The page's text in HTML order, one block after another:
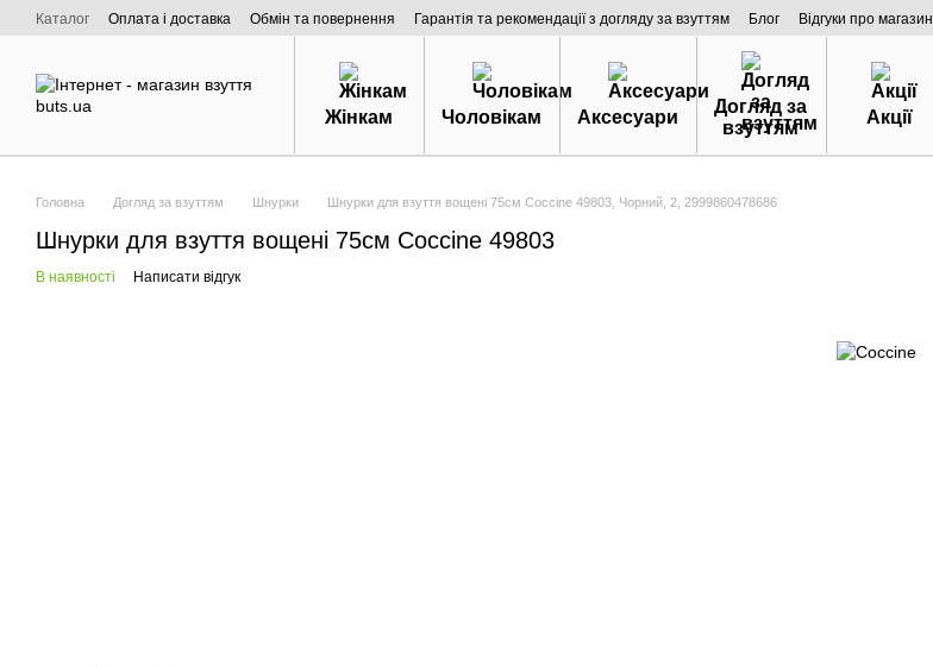
Перейти к основному контенту
Каталог Оплата і доставка Обмін та повернення Гарантія та рекомендації з догляду за взуттям Блог Відгуки про магазин
Про нас
Жінкам Чоловікам Аксесуари
Догляд за
взуттям
Акції
Головна Догляд за взуттям Шнурки Шнурки для взуття вощені 75см Coccine 49803, Чорний, 2, 2999860478686
Шнурки для взуття вощені 75см Coccine 49803
В наявності Написати відгук